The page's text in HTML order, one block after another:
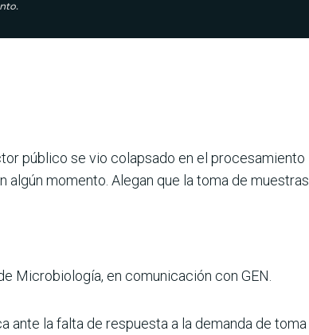
público se vio colapsado en el procesamiento
momento. Alegan que la toma de muestras
Microbiología, en comunicación con GEN.
ante la falta de respuesta a la demanda de toma